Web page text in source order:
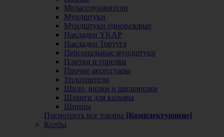
Мелассоуловители
Мундштуки
Мундштуки одноразовые
Накладки YKAP
Накладки Тортуга
Персональные мундштуки
Плитки и горелки
Прочие аксессуары
Уплотнители
Шило, вилки и шиловилки
Шланги для кальяна
Щипцы
Посмотреть все товары [Комплектующие]
Колбы